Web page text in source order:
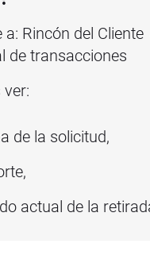
a: Rincón del
de transacciones
de la solicitud,
actual de la